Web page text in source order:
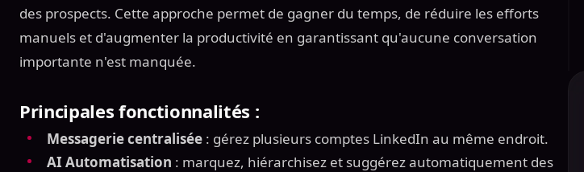
des prospects. Cette approche permet de gagner du temps, de réduire les efforts
manuels et d'augmenter la productivité en garantissant qu'aucune conversation
importante n'est manquée.
Principales fonctionnalités :
Messagerie centralisée : gérez plusieurs comptes LinkedIn au même endroit.
AI Automatisation : marquez, hiérarchisez et suggérez automatiquement des